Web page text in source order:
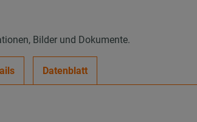
Bilder und Dokumente.
Datenblatt